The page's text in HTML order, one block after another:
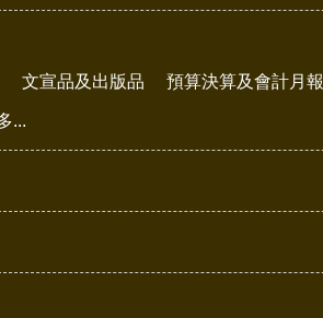
文宣品及出版品 預算決算及會計月報
...